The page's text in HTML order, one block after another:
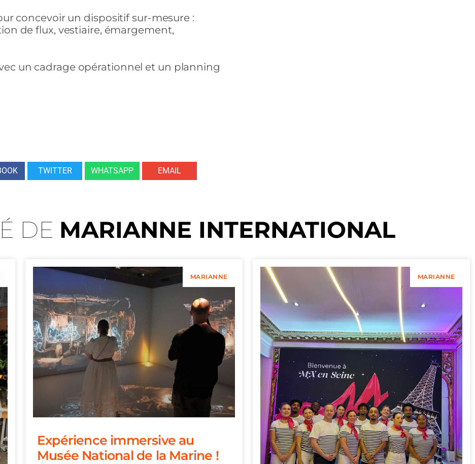
concevoir un dispositif sur-mesure :
de flux, vestiaire, émargement,
un cadrage opérationnel et un planning
TWITTER WHATSAPP EMAIL
DE MARIANNE INTERNATIONAL
MARIANNE
Expérience immersive au
Musée National de la Marine !
MARIANNE